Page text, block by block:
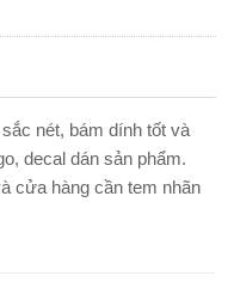
nét, bám dính tốt và
decal dán sản phẩm.
cửa hàng cần tem nhãn